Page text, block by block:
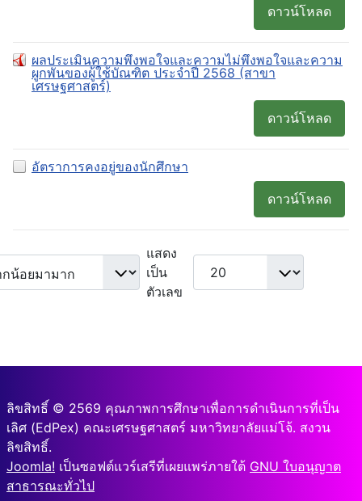
ดาวน์โหลด
ผลประเมินความพึงพอใจและความไม่พึงพอใจและความ
ผูกพันของผู้ใช้บัณฑิต ประจำปี 2568 (สาขา
เศรษฐศาสตร์)
ดาวน์โหลด
อัตราการคงอยู่ของนักศึกษา
ดาวน์โหลด
แสดง
เป็น
ตัวเลข
ลิขสิทธิ์ © 2569 คุณภาพการศึกษาเพื่อการดำเนินการที่เป็น
เลิศ (EdPex) คณะเศรษฐศาสตร์ มหาวิทยาลัยแม่โจ้. สงวน
ลิขสิทธิ์.
Joomla! เป็นซอฟต์แวร์เสรีที่เผยแพร่ภายใต้ GNU ใบอนุญาต
สาธารณะทั่วไป